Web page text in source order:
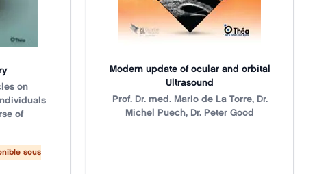
on
of
sous
Modern update of ocular and orbital
Ultrasound
Title
Prof. Dr. med. Mario de La Torre, Dr.
Michel Puech, Dr. Peter Good
N/A